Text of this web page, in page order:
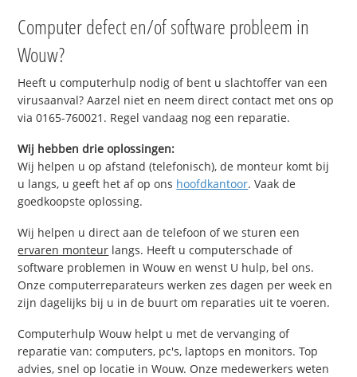
Computer defect en/of software probleem in
Wouw?
Heeft u computerhulp nodig of bent u slachtoffer van een
virusaanval? Aarzel niet en neem direct contact met ons op
via 0165-760021. Regel vandaag nog een reparatie.
Wij hebben drie oplossingen:
Wij helpen u op afstand (telefonisch), de monteur komt bij
u langs, u geeft het af op ons hoofdkantoor. Vaak de
goedkoopste oplossing.
Wij helpen u direct aan de telefoon of we sturen een
ervaren monteur langs. Heeft u computerschade of
software problemen in Wouw en wenst U hulp, bel ons.
Onze computerreparateurs werken zes dagen per week en
zijn dagelijks bij u in de buurt om reparaties uit te voeren.
Computerhulp Wouw helpt u met de vervanging of
reparatie van: computers, pc's, laptops en monitors. Top
advies, snel op locatie in Wouw. Onze medewerkers weten